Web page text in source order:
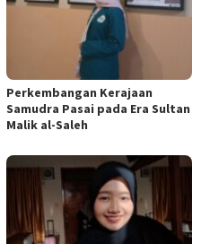
Perkembangan Kerajaan
Samudra Pasai pada Era Sultan
Malik al-Saleh